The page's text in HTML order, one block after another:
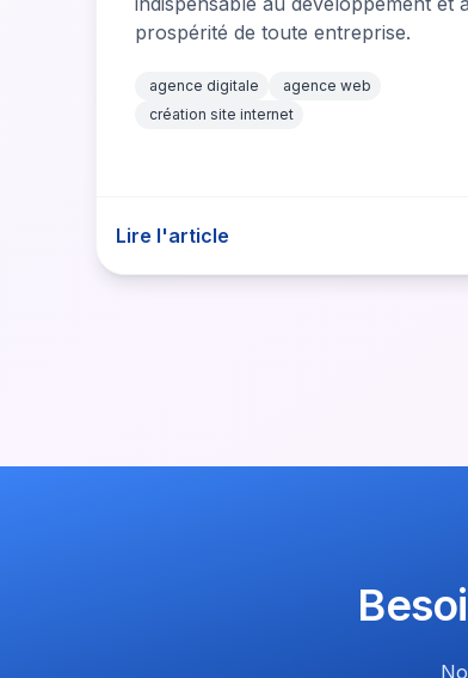
prospérité de toute entreprise.
agence digitale
agence web
création site internet
Lire l'article